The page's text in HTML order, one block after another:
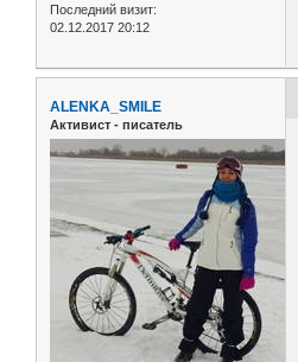
Последний визит:
02.12.2017 20:12
ALENKA_SMILE
Активист - писатель